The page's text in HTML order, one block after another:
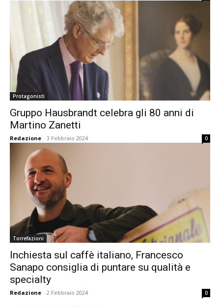
Protagonisti
Gruppo Hausbrandt celebra gli 80 anni di
Martino Zanetti
Redazione - 3 Febbraio 2024 0
Torrefazioni
Inchiesta sul caffè italiano, Francesco
Sanapo consiglia di puntare su qualità e
specialty
Redazione - 2 Febbraio 2024 0